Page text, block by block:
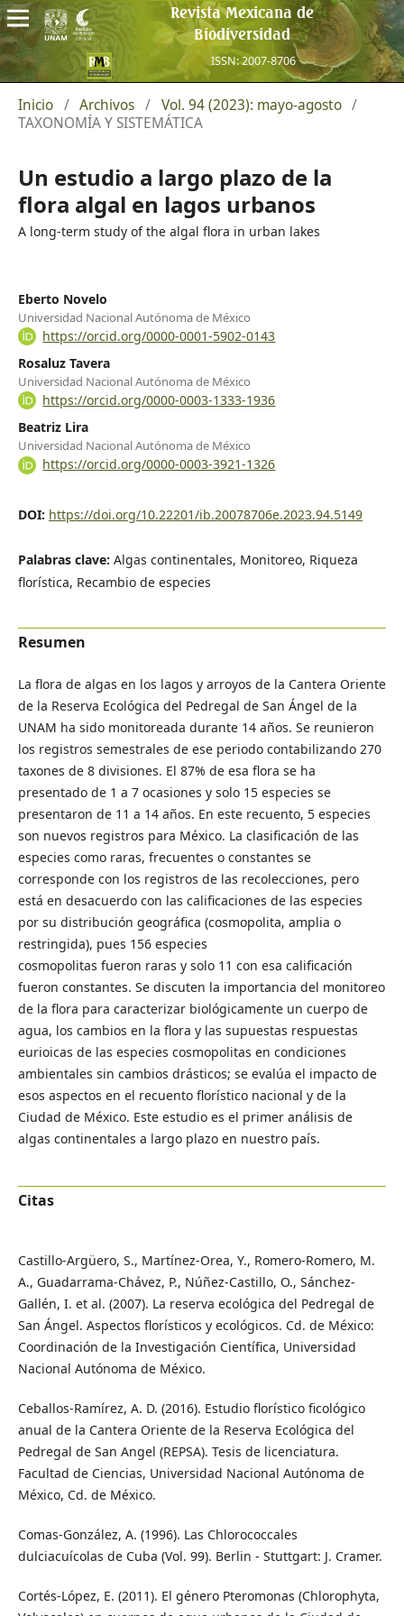
Revista Mexicana de
Biodiversidad
ISSN: 2007-8706
Inicio / Archivos / Vol. 94 (2023): mayo-agosto /
TAXONOMÍA Y SISTEMÁTICA
Un estudio a largo plazo de la
flora algal en lagos urbanos
A long-term study of the algal flora in urban lakes
Eberto Novelo
Universidad Nacional Autónoma de México
https://orcid.org/0000-0001-5902-0143
Rosaluz Tavera
Universidad Nacional Autónoma de México
https://orcid.org/0000-0003-1333-1936
Beatriz Lira
Universidad Nacional Autónoma de México
https://orcid.org/0000-0003-3921-1326
DOI: https://doi.org/10.22201/ib.20078706e.2023.94.5149
Palabras clave: Algas continentales, Monitoreo, Riqueza
florística, Recambio de especies
Resumen
La flora de algas en los lagos y arroyos de la Cantera Oriente
de la Reserva Ecológica del Pedregal de San Ángel de la
UNAM ha sido monitoreada durante 14 años. Se reunieron
los registros semestrales de ese periodo contabilizando 270
taxones de 8 divisiones. El 87% de esa flora se ha
presentado de 1 a 7 ocasiones y solo 15 especies se
presentaron de 11 a 14 años. En este recuento, 5 especies
son nuevos registros para México. La clasificación de las
especies como raras, frecuentes o constantes se
corresponde con los registros de las recolecciones, pero
está en desacuerdo con las calificaciones de las especies
por su distribución geográfica (cosmopolita, amplia o
restringida), pues 156 especies
cosmopolitas fueron raras y solo 11 con esa calificación
fueron constantes. Se discuten la importancia del monitoreo
de la flora para caracterizar biológicamente un cuerpo de
agua, los cambios en la flora y las supuestas respuestas
eurioicas de las especies cosmopolitas en condiciones
ambientales sin cambios drásticos; se evalúa el impacto de
esos aspectos en el recuento florístico nacional y de la
Ciudad de México. Este estudio es el primer análisis de
algas continentales a largo plazo en nuestro país.
Citas
Castillo-Argüero, S., Martínez-Orea, Y., Romero-Romero, M.
A., Guadarrama-Chávez, P., Núñez-Castillo, O., Sánchez-
Gallén, I. et al. (2007). La reserva ecológica del Pedregal de
San Ángel. Aspectos florísticos y ecológicos. Cd. de México:
Coordinación de la Investigación Científica, Universidad
Nacional Autónoma de México.
Ceballos-Ramírez, A. D. (2016). Estudio florístico ficológico
anual de la Cantera Oriente de la Reserva Ecológica del
Pedregal de San Angel (REPSA). Tesis de licenciatura.
Facultad de Ciencias, Universidad Nacional Autónoma de
México, Cd. de México.
Comas-González, A. (1996). Las Chlorococcales
dulciacuícolas de Cuba (Vol. 99). Berlin - Stuttgart: J. Cramer.
Cortés-López, E. (2011). El género Pteromonas (Chlorophyta,